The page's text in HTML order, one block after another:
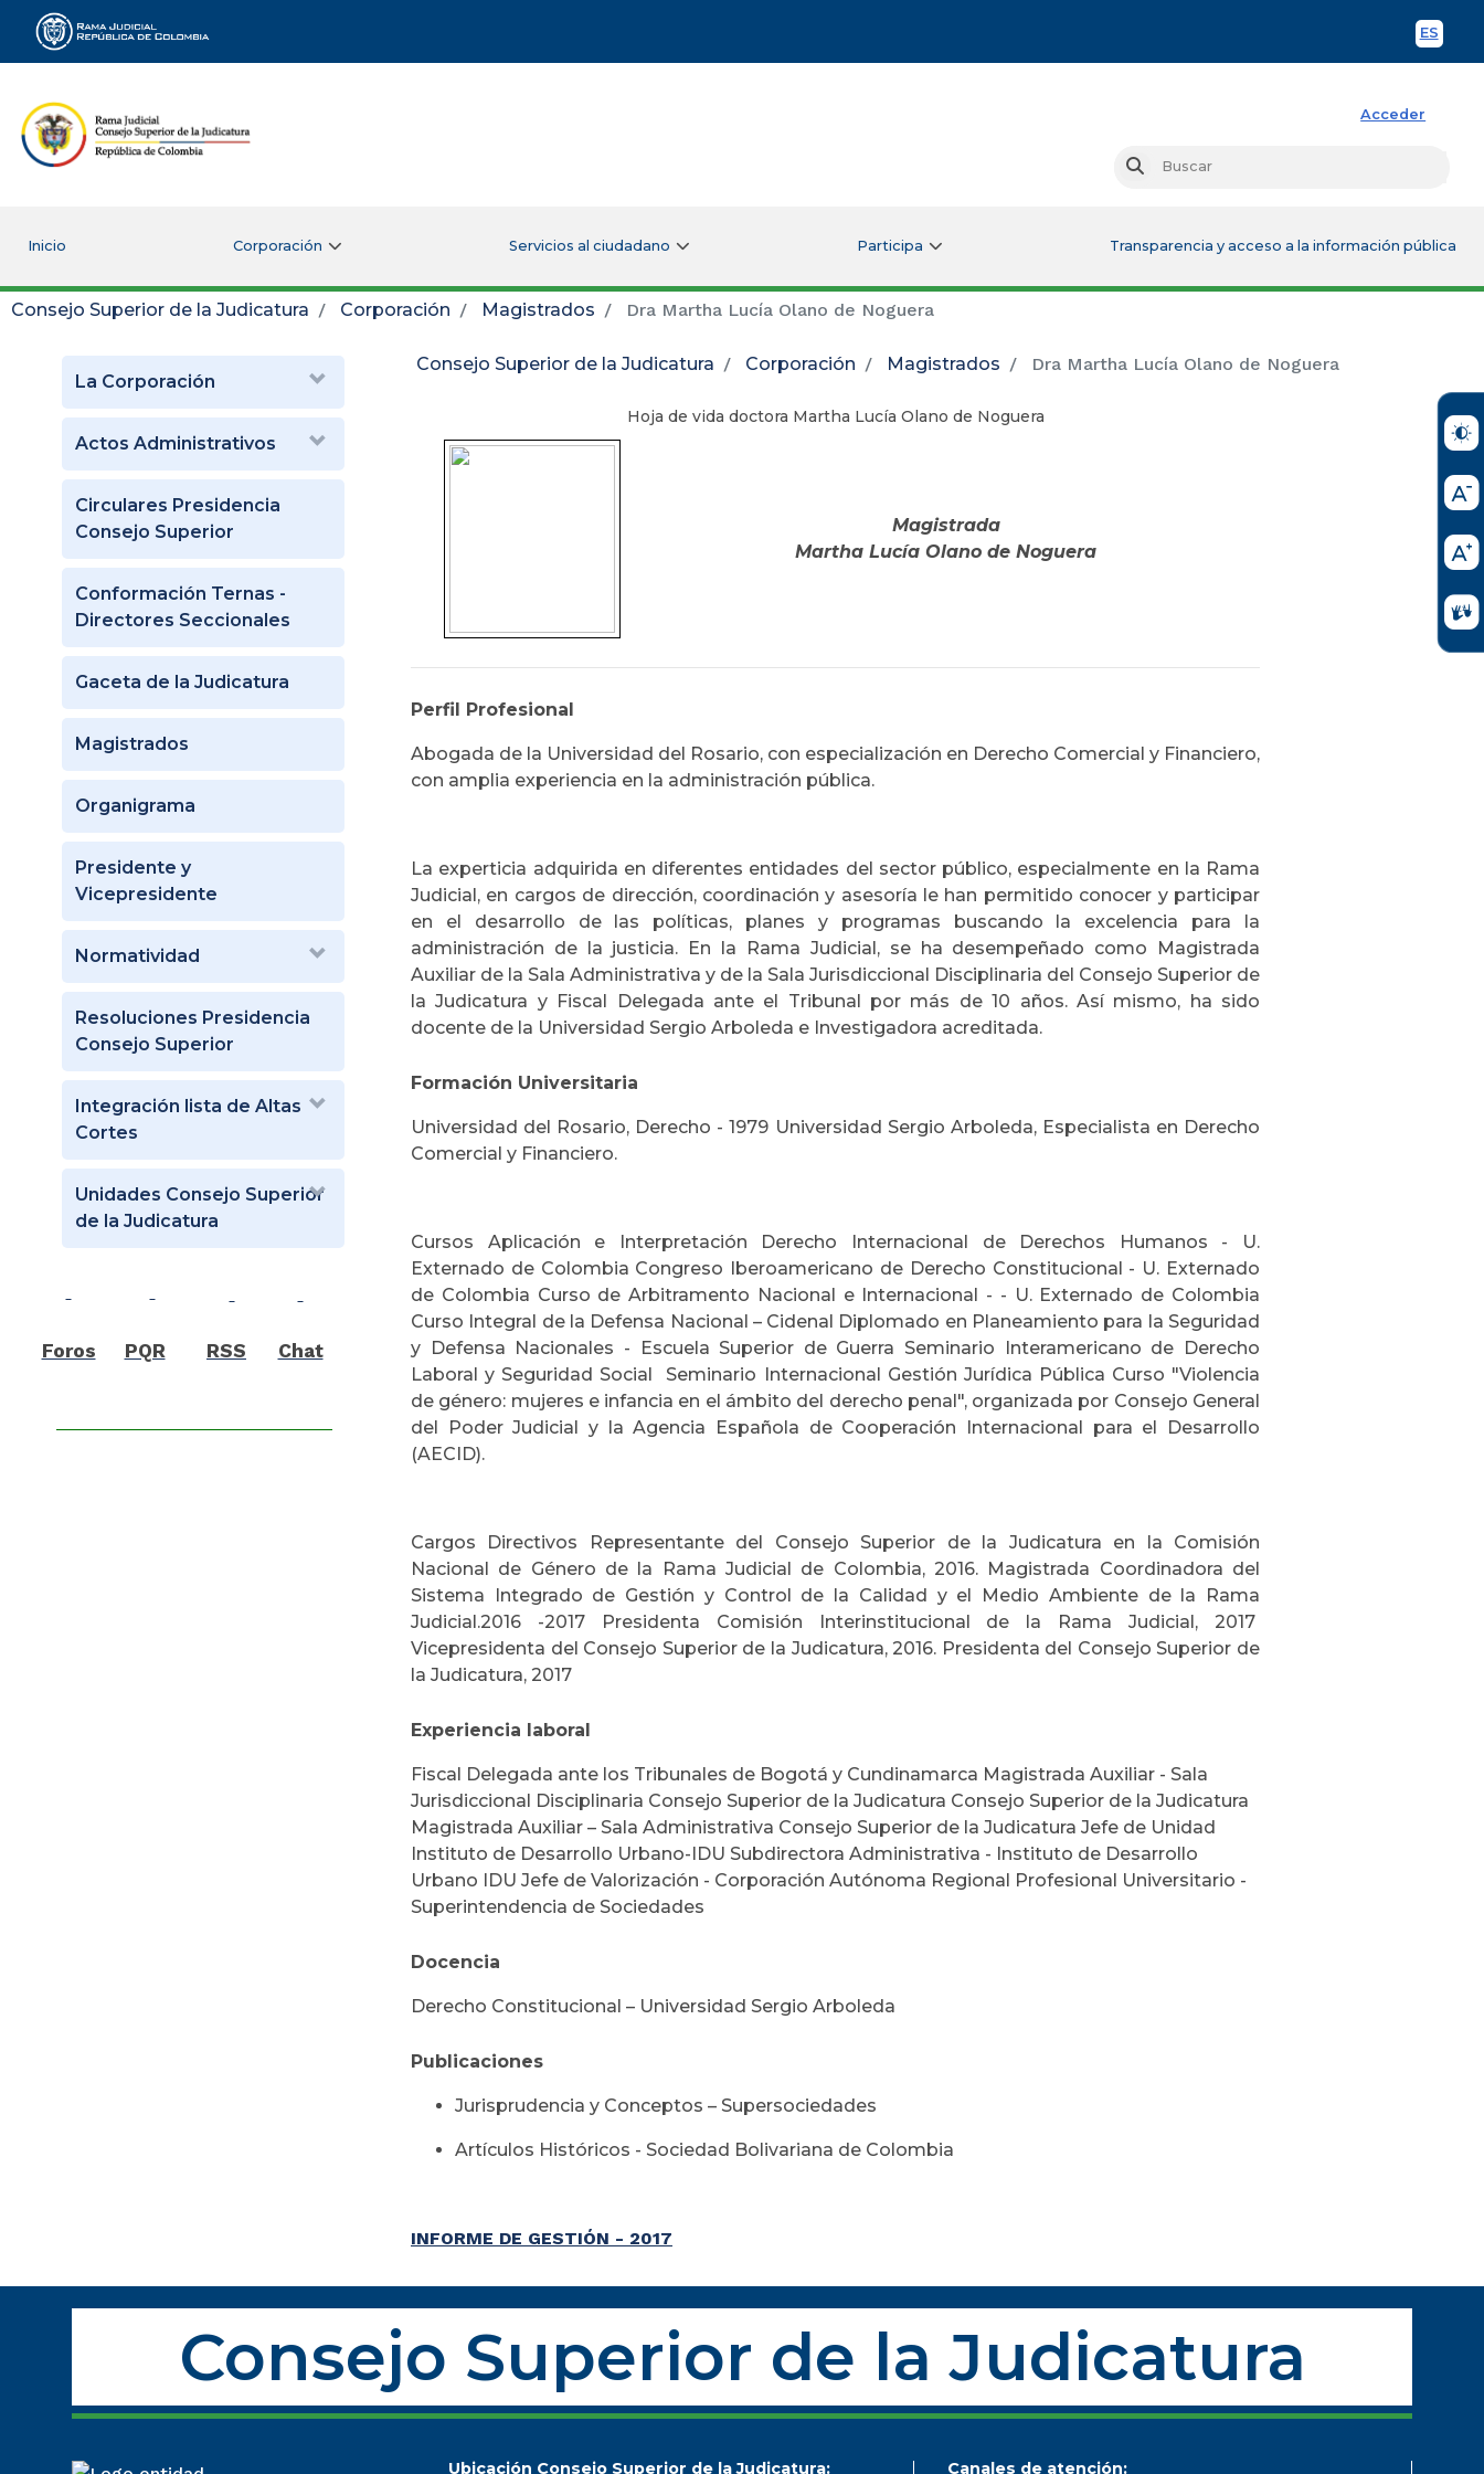
ES
Rama Judicial
Acceder
Buscar
Inicio Corporación Servicios al ciudadano Participa Transparencia y acceso a la información pública
Consejo Superior de la Judicatura Corporación Magistrados Dra Martha Lucía Olano de Noguera
La Corporación
Actos Administrativos
Circulares Presidencia
Consejo Superior
Conformación Ternas -
Directores Seccionales
Gaceta de la Judicatura
Magistrados
Organigrama
Presidente y
Vicepresidente
Normatividad
Resoluciones Presidencia
Consejo Superior
Integración lista de Altas
Cortes
Unidades Consejo Superior
de la Judicatura
Foros PQR RSS Chat
Consejo Superior de la Judicatura Corporación Magistrados Dra Martha Lucía Olano de Noguera
Hoja de vida doctora Martha Lucía Olano de Noguera
Magistrada
Martha Lucía Olano de Noguera
Perfil Profesional
Abogada de la Universidad del Rosario, con especialización en Derecho Comercial y Financiero,
con amplia experiencia en la administración pública.
La experticia adquirida en diferentes entidades del sector público, especialmente en la Rama
Judicial, en cargos de dirección, coordinación y asesoría le han permitido conocer y participar
en el desarrollo de las políticas, planes y programas buscando la excelencia para la
administración de la justicia. En la Rama Judicial, se ha desempeñado como Magistrada
Auxiliar de la Sala Administrativa y de la Sala Jurisdiccional Disciplinaria del Consejo Superior de
la Judicatura y Fiscal Delegada ante el Tribunal por más de 10 años. Así mismo, ha sido
docente de la Universidad Sergio Arboleda e Investigadora acreditada.
Formación Universitaria
Universidad del Rosario, Derecho - 1979 Universidad Sergio Arboleda, Especialista en Derecho
Comercial y Financiero.
Cursos Aplicación e Interpretación Derecho Internacional de Derechos Humanos - U.
Externado de Colombia Congreso Iberoamericano de Derecho Constitucional - U. Externado
de Colombia Curso de Arbitramento Nacional e Internacional - - U. Externado de Colombia
Curso Integral de la Defensa Nacional – Cidenal Diplomado en Planeamiento para la Seguridad
y Defensa Nacionales - Escuela Superior de Guerra Seminario Interamericano de Derecho
Laboral y Seguridad Social Seminario Internacional Gestión Jurídica Pública Curso "Violencia
de género: mujeres e infancia en el ámbito del derecho penal", organizada por Consejo General
del Poder Judicial y la Agencia Española de Cooperación Internacional para el Desarrollo
(AECID).
Cargos Directivos Representante del Consejo Superior de la Judicatura en la Comisión
Nacional de Género de la Rama Judicial de Colombia, 2016. Magistrada Coordinadora del
Sistema Integrado de Gestión y Control de la Calidad y el Medio Ambiente de la Rama
Judicial.2016 -2017 Presidenta Comisión Interinstitucional de la Rama Judicial, 2017
Vicepresidenta del Consejo Superior de la Judicatura, 2016. Presidenta del Consejo Superior de
la Judicatura, 2017
Experiencia laboral
Fiscal Delegada ante los Tribunales de Bogotá y Cundinamarca Magistrada Auxiliar - Sala
Jurisdiccional Disciplinaria Consejo Superior de la Judicatura Consejo Superior de la Judicatura
Magistrada Auxiliar – Sala Administrativa Consejo Superior de la Judicatura Jefe de Unidad
Instituto de Desarrollo Urbano-IDU Subdirectora Administrativa - Instituto de Desarrollo
Urbano IDU Jefe de Valorización - Corporación Autónoma Regional Profesional Universitario -
Superintendencia de Sociedades
Docencia
Derecho Constitucional – Universidad Sergio Arboleda
Publicaciones
Jurisprudencia y Conceptos – Supersociedades
Artículos Históricos - Sociedad Bolivariana de Colombia
INFORME DE GESTIÓN - 2017
Consejo Superior de la Judicatura
Ubicación Consejo Superior de la Judicatura: Canales de atención: